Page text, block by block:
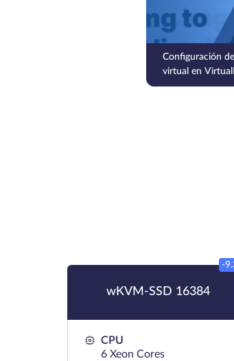
Configuración
virtual en
una imagen de
wKVM-SSD 16384
-
CPU
6 Xeon Cores